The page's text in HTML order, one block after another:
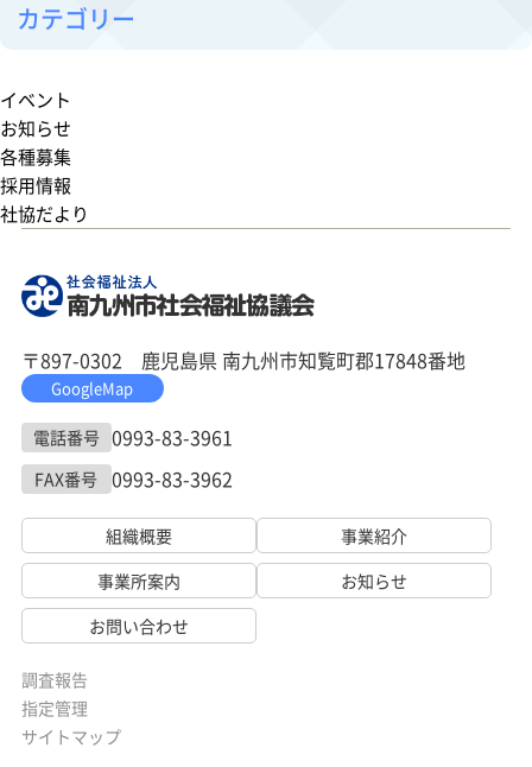
カテゴリー
イベント
お知らせ
各種募集
採用情報
社協だより
〒897-0302 鹿児島県 南九州市知覧町郡17848番地
GoogleMap
電話番号 0993-83-3961
FAX番号 0993-83-3962
組織概要
事業紹介
事業所案内
お知らせ
お問い合わせ
調査報告
指定管理
サイトマップ